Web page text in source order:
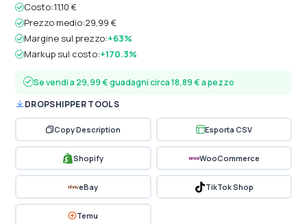
Costo:11,10 €
Prezzo medio:29,99 €
Margine sul prezzo:+63%
Markup sul costo:+170.3%
Se vendi a 29,99 € guadagni circa 18,89 € a pezzo
DROPSHIPPER TOOLS
Copy Description Esporta CSV
Shopify WooCommerce
eBay TikTok Shop
Temu